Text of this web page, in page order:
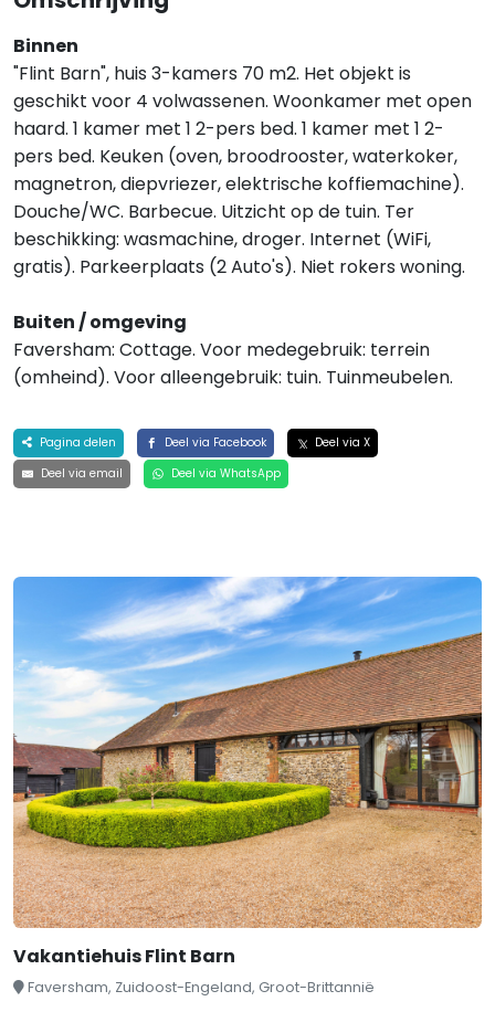
Binnen
"Flint Barn", huis 3-kamers 70 m2. Het objekt is
geschikt voor 4 volwassenen. Woonkamer met open
haard. 1 kamer met 1 2-pers bed. 1 kamer met 1 2-
pers bed. Keuken (oven, broodrooster, waterkoker,
magnetron, diepvriezer, elektrische koffiemachine).
Douche/WC. Barbecue. Uitzicht op de tuin. Ter
beschikking: wasmachine, droger. Internet (WiFi,
gratis). Parkeerplaats (2 Auto's). Niet rokers woning.
Buiten / omgeving
Faversham: Cottage. Voor medegebruik: terrein
(omheind). Voor alleengebruik: tuin. Tuinmeubelen.
Pagina delen Deel via Facebook
Deel via X
Deel via email
Deel via WhatsApp
Vakantiehuis Flint Barn
Faversham, Zuidoost-Engeland, Groot-Brittannië